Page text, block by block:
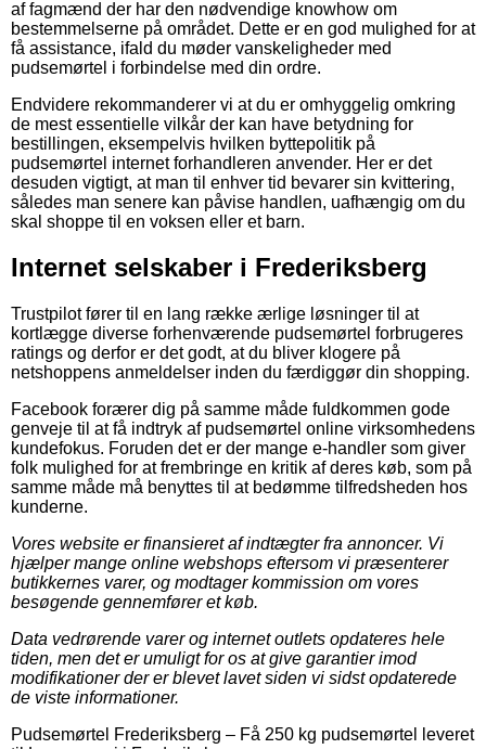
af fagmænd der har den nødvendige knowhow om
bestemmelserne på området. Dette er en god mulighed for at
få assistance, ifald du møder vanskeligheder med
pudsemørtel i forbindelse med din ordre.
Endvidere rekommanderer vi at du er omhyggelig omkring
de mest essentielle vilkår der kan have betydning for
bestillingen, eksempelvis hvilken byttepolitik på
pudsemørtel internet forhandleren anvender. Her er det
desuden vigtigt, at man til enhver tid bevarer sin kvittering,
således man senere kan påvise handlen, uafhængig om du
skal shoppe til en voksen eller et barn.
Internet selskaber i Frederiksberg
Trustpilot fører til en lang række ærlige løsninger til at
kortlægge diverse forhenværende pudsemørtel forbrugeres
ratings og derfor er det godt, at du bliver klogere på
netshoppens anmeldelser inden du færdiggør din shopping.
Facebook forærer dig på samme måde fuldkommen gode
genveje til at få indtryk af pudsemørtel online virksomhedens
kundefokus. Foruden det er der mange e-handler som giver
folk mulighed for at frembringe en kritik af deres køb, som på
samme måde må benyttes til at bedømme tilfredsheden hos
kunderne.
Vores website er finansieret af indtægter fra annoncer. Vi
hjælper mange online webshops eftersom vi præsenterer
butikkernes varer, og modtager kommission om vores
besøgende gennemfører et køb.
Data vedrørende varer og internet outlets opdateres hele
tiden, men det er umuligt for os at give garantier imod
modifikationer der er blevet lavet siden vi sidst opdaterede
de viste informationer.
Pudsemørtel Frederiksberg – Få 250 kg pudsemørtel leveret